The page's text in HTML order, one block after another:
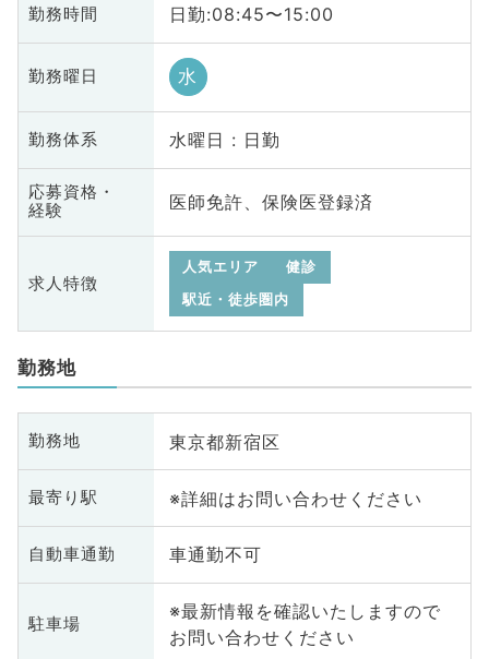
勤務時間 日勤:08:45〜15:00
勤務曜日 水
勤務体系 水曜日 : 日勤
応募資格・
経験
医師免許、保険医登録済
求人特徴
人気エリア
健診
駅近・徒歩圏内
勤務地
勤務地 東京都新宿区
最寄り駅 ※詳細はお問い合わせください
自動車通勤 車通勤不可
駐車場
※最新情報を確認いたしますので
お問い合わせください